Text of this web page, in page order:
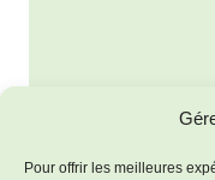
Pour offrir les meilleures